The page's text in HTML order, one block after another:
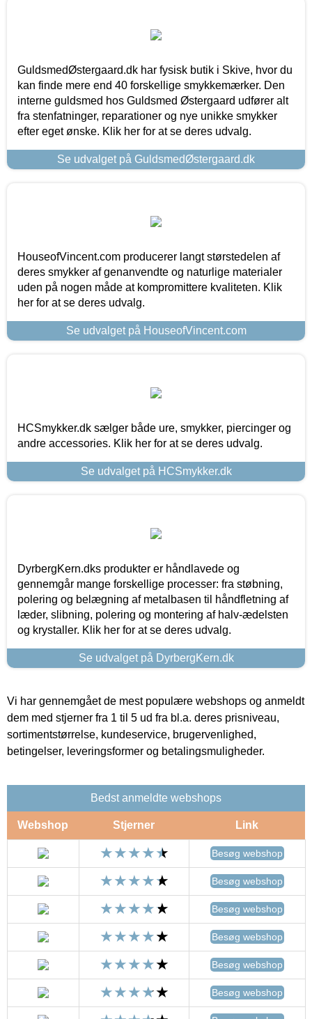
GuldsmedØstergaard.dk har fysisk butik i Skive, hvor du
kan finde mere end 40 forskellige smykkemærker. Den
interne guldsmed hos Guldsmed Østergaard udfører alt
fra stenfatninger, reparationer og nye unikke smykker
efter eget ønske. Klik her for at se deres udvalg.
Se udvalget på GuldsmedØstergaard.dk
HouseofVincent.com producerer langt størstedelen af
deres smykker af genanvendte og naturlige materialer
uden på nogen måde at kompromittere kvaliteten. Klik
her for at se deres udvalg.
Se udvalget på HouseofVincent.com
HCSmykker.dk sælger både ure, smykker, piercinger og
andre accessories. Klik her for at se deres udvalg.
Se udvalget på HCSmykker.dk
DyrbergKern.dks produkter er håndlavede og
gennemgår mange forskellige processer: fra støbning,
polering og belægning af metalbasen til håndfletning af
læder, slibning, polering og montering af halv-ædelsten
og krystaller. Klik her for at se deres udvalg.
Se udvalget på DyrbergKern.dk
Vi har gennemgået de mest populære webshops og anmeldt
dem med stjerner fra 1 til 5 ud fra bl.a. deres prisniveau,
sortimentstørrelse, kundeservice, brugervenlighed,
betingelser, leveringsformer og betalingsmuligheder.
Bedst anmeldte webshops
Webshop Stjerner Link
Besøg webshop
Besøg webshop
Besøg webshop
Besøg webshop
Besøg webshop
Besøg webshop